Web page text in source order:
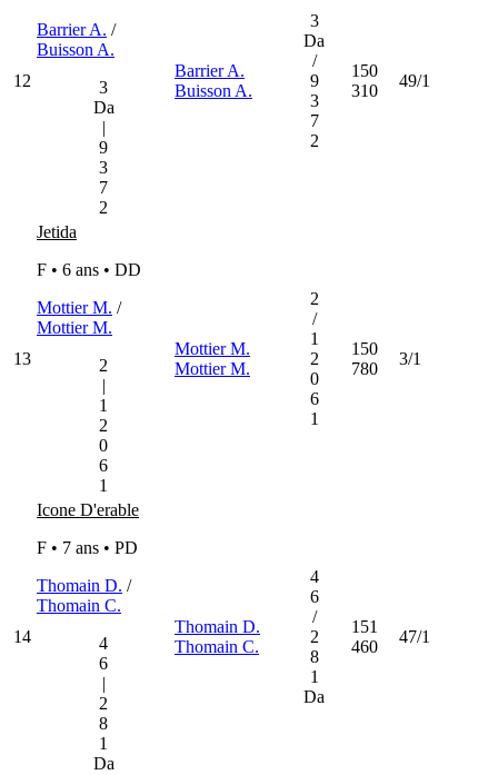
12
Barrier A. /
Buisson A.
3
Da
|
9
3
7
2
Barrier A.
Buisson A.
3
Da
/
9
3
7
2
150
310
49/1
13
Jetida
F • 6 ans • DD
Mottier M. /
Mottier M.
2
|
1
2
0
6
1
Mottier M.
Mottier M.
2
/
1
2
0
6
1
150
780
3/1
14
Icone D'erable
F • 7 ans • PD
Thomain D. /
Thomain C.
4
6
|
2
8
1
Da
Thomain D.
Thomain C.
4
6
/
2
8
1
Da
151
460
47/1